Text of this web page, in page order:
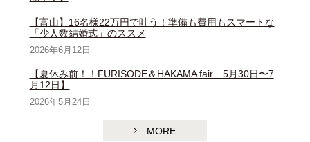
【富山】16名様22万円で叶う！準備も費用もスマートな
「少人数結婚式」のススメ
2026年6月12日
【夏休み前！！FURISODE＆HAKAMA fair 5月30日〜7
月12日】
2026年5月24日
MORE